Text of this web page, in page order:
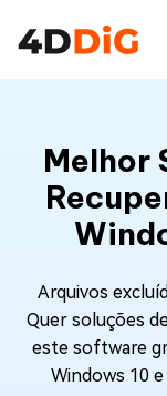
Melhor
Arquivos
Quer soluções
este software
Windows 10